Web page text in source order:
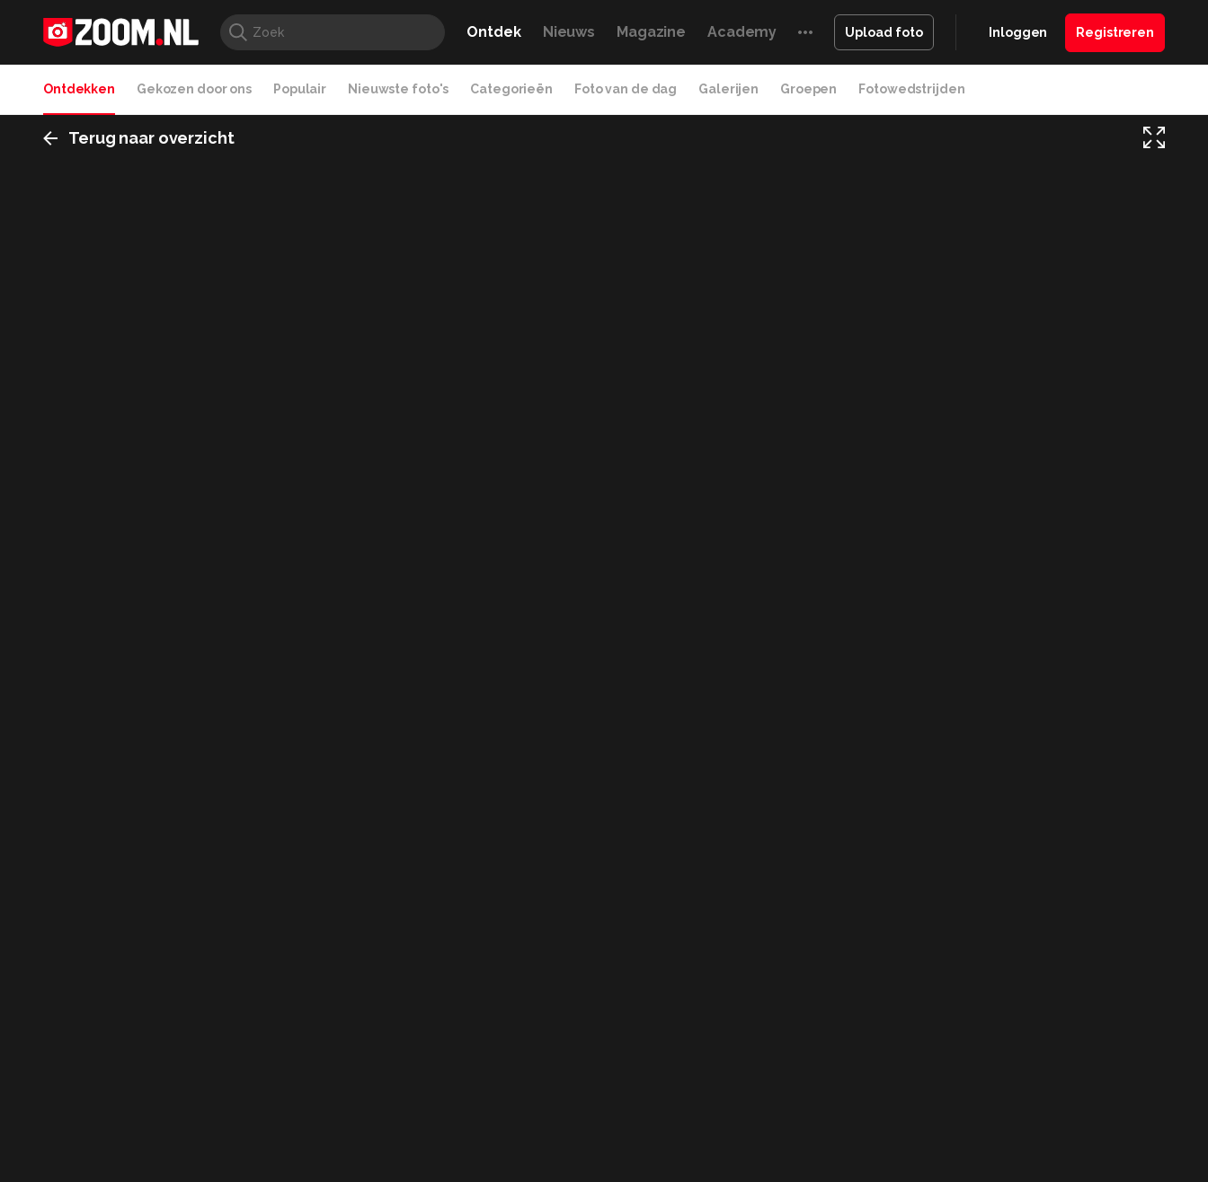
Ontdek Nieuws Magazine Academy Upload foto Inloggen Registreren
Ontdekken Gekozen door ons Populair Nieuwste foto's Categorieën Foto van de dag Galerijen Groepen Fotowedstrijden
Terug naar overzicht